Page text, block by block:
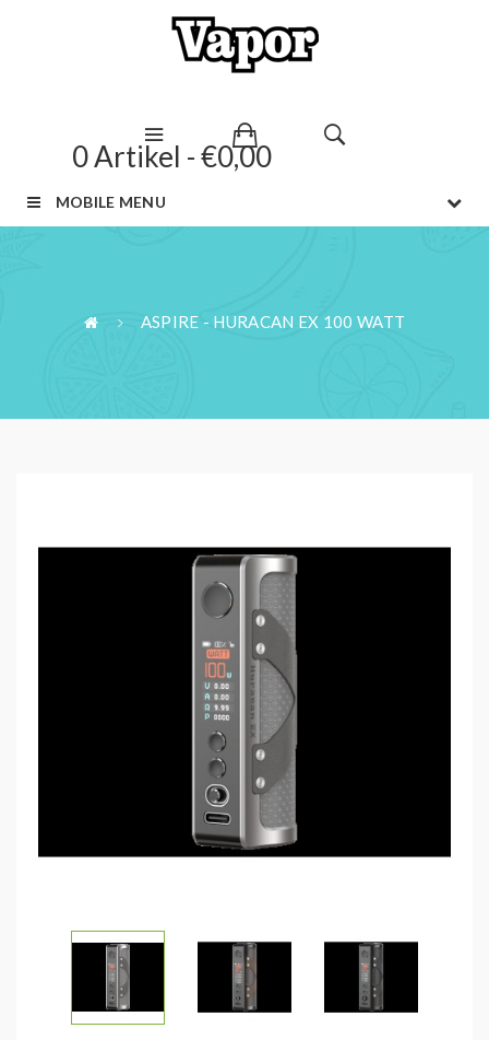
0 Artikel - €0,00
MOBILE MENU
ASPIRE - HURACAN EX 100 WATT